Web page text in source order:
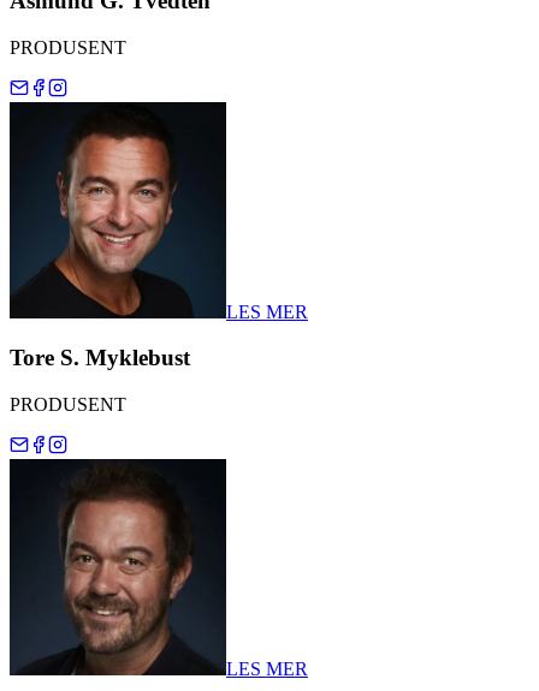
PRODUSENT
LES MER
Tore S. Myklebust
PRODUSENT
LES MER